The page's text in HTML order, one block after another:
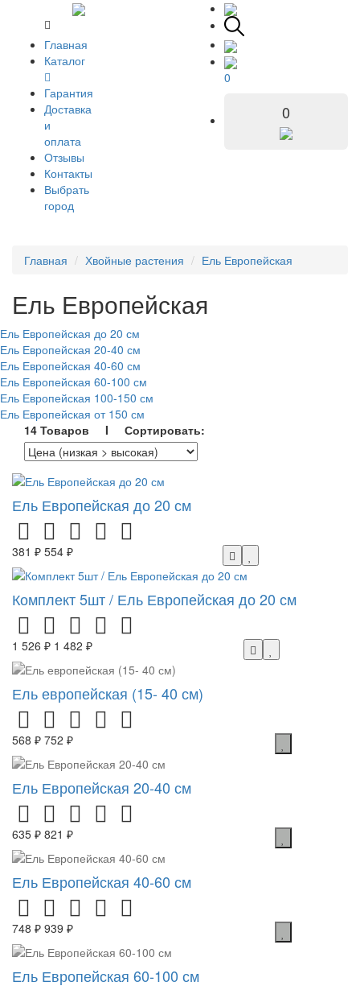
Главная
Каталог
Гарантия
Доставка
и
оплата
Отзывы
Контакты
Выбрать
город
0
0
Главная Хвойные растения Ель Европейская
Ель Европейская
Ель Европейская до 20 см
Ель Европейская 20-40 см
Ель Европейская 40-60 см
Ель Европейская 60-100 см
Ель Европейская 100-150 см
Ель Европейская от 150 см
14 Товаров I Сортировать:
Ель Европейская до 20 см
381 ₽ 554 ₽
Комплект 5шт / Ель Европейская до 20 см
1 526 ₽ 1 482 ₽
Ель европейская (15- 40 см)
568 ₽ 752 ₽
Ель Европейская 20-40 см
635 ₽ 821 ₽
Ель Европейская 40-60 см
748 ₽ 939 ₽
Ель Европейская 60-100 см